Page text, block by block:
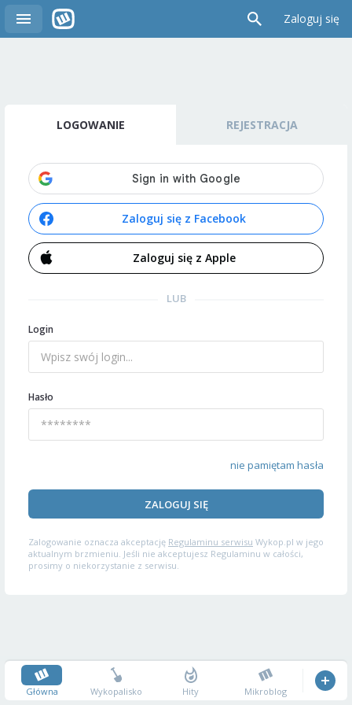
Zaloguj się
LOGOWANIE REJESTRACJA
Zaloguj się z Facebook
Zaloguj się z Apple
LUB
Login
Hasło
nie pamiętam hasła
ZALOGUJ SIĘ
Zalogowanie oznacza akceptację Regulaminu serwisu Wykop.pl w jego
aktualnym brzmieniu. Jeśli nie akceptujesz Regulaminu w całości,
prosimy o niekorzystanie z serwisu.
Główna Wykopalisko Hity Mikroblog